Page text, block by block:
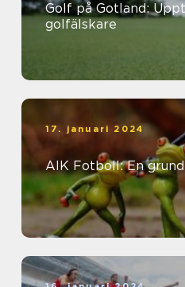
Golf på Gotland:
golfälskare
17. januari 2024
AIK Fotboll: En